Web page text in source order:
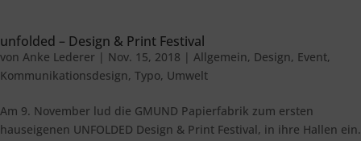
unfolded – Design & Print Festival
von Anke Lederer | Nov. 15, 2018 | Allgemein, Design, Event,
Kommunikationsdesign, Typo, Umwelt
Am 9. November lud die GMUND Papierfabrik zum ersten
hauseigenen UNFOLDED Design & Print Festival, in ihre Hallen ein.